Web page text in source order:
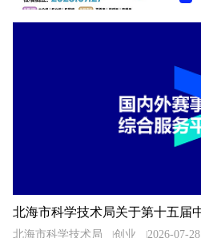
北海市科学技术局 创业 2026-07-28